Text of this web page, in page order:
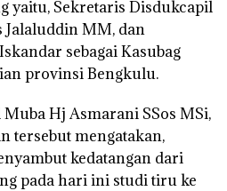
yaitu, Sekretaris Disdukcapil
MM, dan
sebagai Kasubag
provinsi Bengkulu.
Hj Asmarani SSos MSi,
tersebut mengatakan,
kedatangan dari
pada hari ini studi tiru ke